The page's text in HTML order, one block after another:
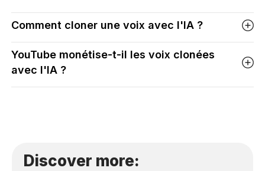
Comment cloner une voix avec l'IA ?
YouTube monétise-t-il les voix clonées
avec l'IA ?
Discover more: